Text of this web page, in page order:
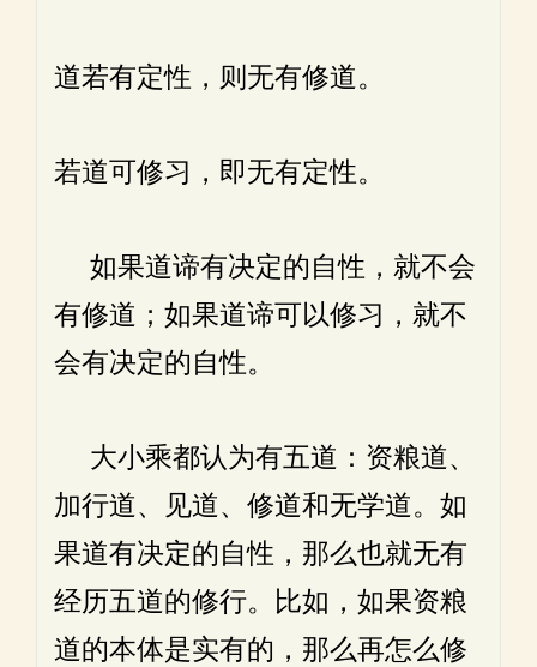
道若有定性，则无有修道。
若道可修习，即无有定性。
如果道谛有决定的自性，就不会
有修道；如果道谛可以修习，就不
会有决定的自性。
大小乘都认为有五道：资粮道、
加行道、见道、修道和无学道。如
果道有决定的自性，那么也就无有
经历五道的修行。比如，如果资粮
道的本体是实有的，那么再怎么修